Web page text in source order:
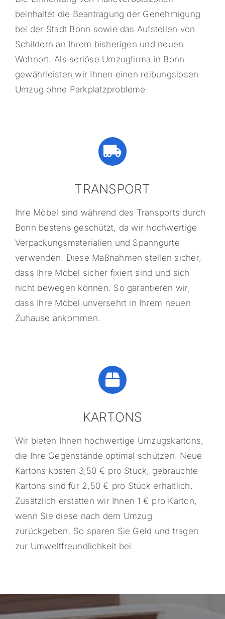
beinhaltet die Beantragung der Genehmigung
bei der Stadt Bonn sowie das Aufstellen von
Schildern an Ihrem bisherigen und neuen
Wohnort. Als seriöse Umzugfirma in Bonn
gewährleisten wir Ihnen einen reibungslosen
Umzug ohne Parkplatzprobleme.
TRANSPORT
Ihre Möbel sind während des Transports durch
Bonn bestens geschützt, da wir hochwertige
Verpackungsmaterialien und Spanngurte
verwenden. Diese Maßnahmen stellen sicher,
dass Ihre Möbel sicher fixiert sind und sich
nicht bewegen können. So garantieren wir,
dass Ihre Möbel unversehrt in Ihrem neuen
Zuhause ankommen.
KARTONS
Wir bieten Ihnen hochwertige Umzugskartons,
die Ihre Gegenstände optimal schützen. Neue
Kartons kosten 3,50 € pro Stück, gebrauchte
Kartons sind für 2,50 € pro Stück erhältlich.
Zusätzlich erstatten wir Ihnen 1 € pro Karton,
wenn Sie diese nach dem Umzug
zurückgeben. So sparen Sie Geld und tragen
zur Umweltfreundlichkeit bei.